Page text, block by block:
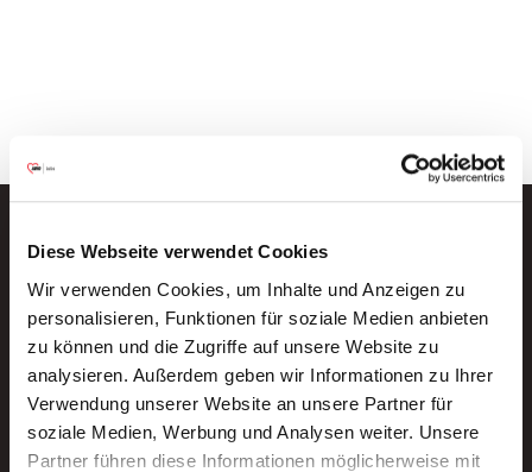
Diese Webseite verwendet Cookies
Wir verwenden Cookies, um Inhalte und Anzeigen zu
personalisieren, Funktionen für soziale Medien anbieten
zu können und die Zugriffe auf unsere Website zu
analysieren. Außerdem geben wir Informationen zu Ihrer
Verwendung unserer Website an unsere Partner für
soziale Medien, Werbung und Analysen weiter. Unsere
Partner führen diese Informationen möglicherweise mit
Neue Stellen per E-Mail.
Ein kostenloser Service von AWO
Jobs.
E-Mail-Adresse eintragen